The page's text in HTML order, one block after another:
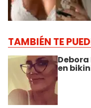
TAMBIÉN TE
en